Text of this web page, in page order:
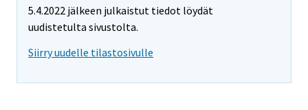
5.4.2022 jälkeen julkaistut tiedot löydät
uudistetulta sivustolta.
Siirry uudelle tilastosivulle